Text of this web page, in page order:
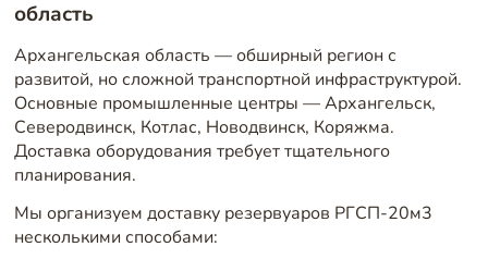
область
Архангельская область — обширный регион с
развитой, но сложной транспортной инфраструктурой.
Основные промышленные центры — Архангельск,
Северодвинск, Котлас, Новодвинск, Коряжма.
Доставка оборудования требует тщательного
планирования.
Мы организуем доставку резервуаров РГСП-20м3
несколькими способами: